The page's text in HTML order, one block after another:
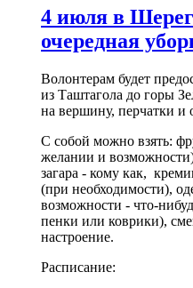
4 июля в
очередная
Волонтерам будет
из Таштагола до горы
на вершину, перчатки и
С собой можно взять:
желании и
загара - кому как,
(при необходимости),
возможности - что-
пенки или коврики),
настроение.
Расписание: